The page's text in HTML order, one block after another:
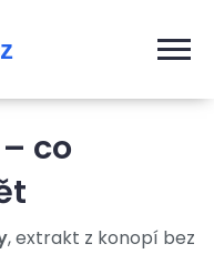
co
,extrakt z konopí bez